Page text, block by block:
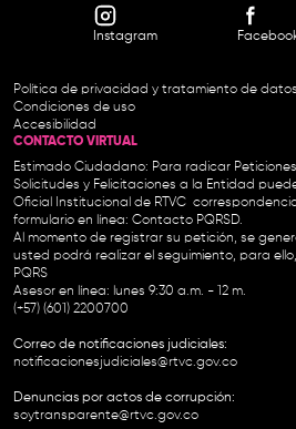
Instagram
Política de privacidad y tratamiento de
Condiciones de uso
Accesibilidad
CONTACTO VIRTUAL
Estimado Ciudadano: Para radicar
Solicitudes y Felicitaciones a la Entidad
Oficial Institucional de RTVC
formulario en línea: Contacto PQRSD.
Al momento de registrar su petición, se
usted podrá realizar el seguimiento, para
PQRS
Asesor en línea: lunes 9:30 a.m. - 12 m.
(+57) (601) 2200700
Correo de notificaciones judiciales:
notificacionesjudiciales@rtvc.gov.co
Denuncias por actos de corrupción:
soytransparente@rtvc.gov.co